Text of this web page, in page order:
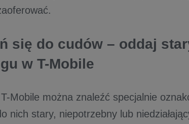
się do cudów – oddaj
w T-Mobile
Mobile można znaleźć specjalnie
nich stary, niepotrzebny lub